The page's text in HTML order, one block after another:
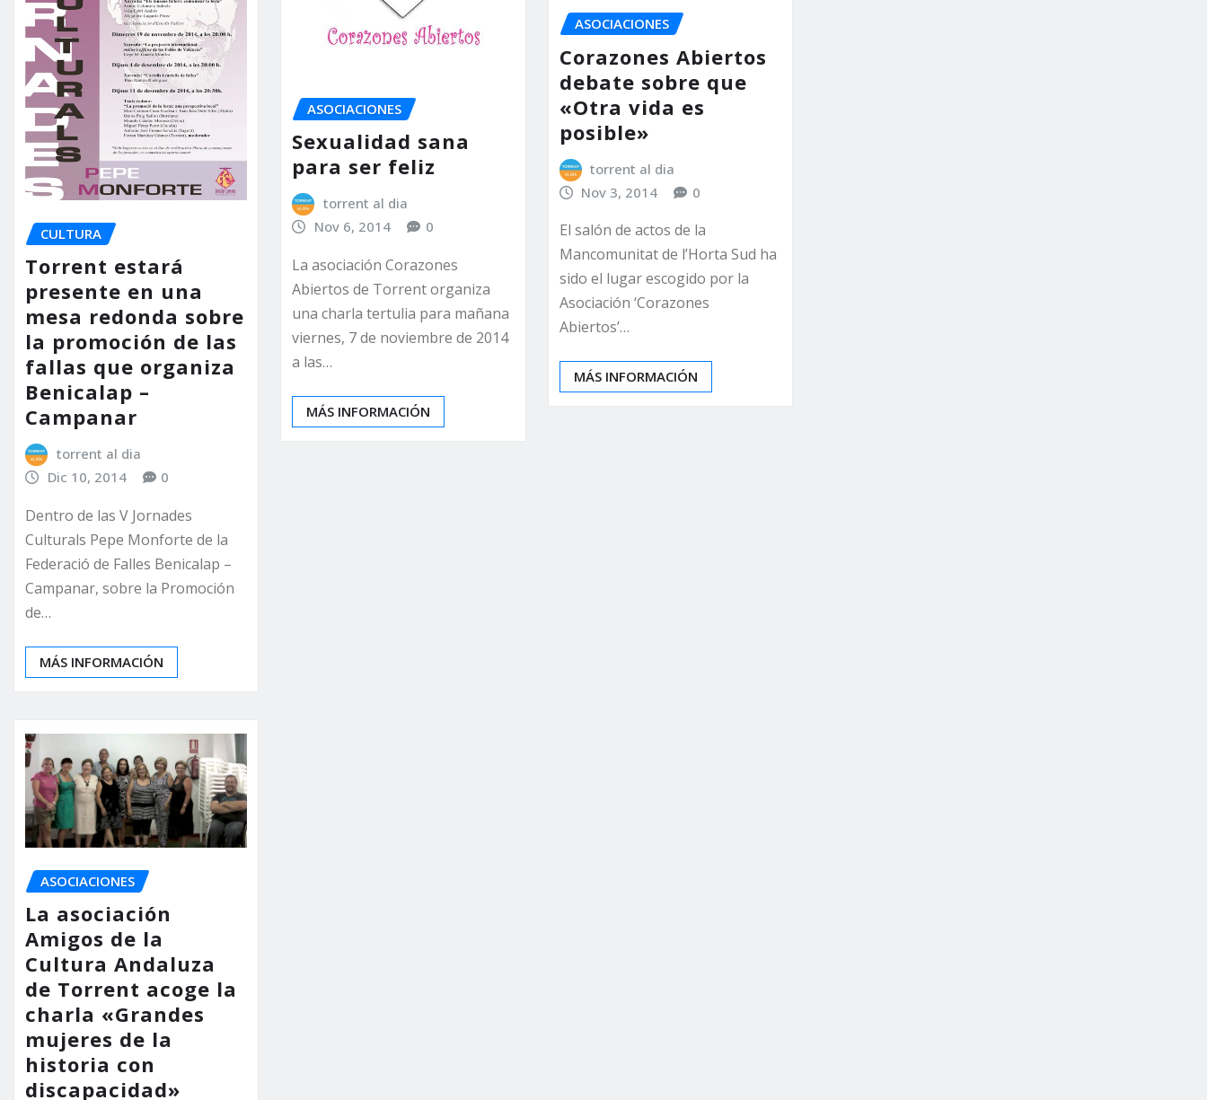
CULTURA
Torrent estará
presente en una
mesa redonda sobre
la promoción de las
fallas que organiza
Benicalap –
Campanar
torrent al dia
Dic 10, 2014
0
Dentro de las V Jornades
Culturals Pepe Monforte de la
Federació de Falles Benicalap –
Campanar, sobre la Promoción
de…
MÁS INFORMACIÓN
ASOCIACIONES
Sexualidad sana
para ser feliz
torrent al dia
Nov 6, 2014
0
La asociación Corazones
Abiertos de Torrent organiza
una charla tertulia para mañana
viernes, 7 de noviembre de 2014
a las…
MÁS INFORMACIÓN
ASOCIACIONES
Corazones Abiertos
debate sobre que
«Otra vida es
posible»
torrent al dia
Nov 3, 2014
0
El salón de actos de la
Mancomunitat de l’Horta Sud ha
sido el lugar escogido por la
Asociación ‘Corazones
Abiertos’…
MÁS INFORMACIÓN
ASOCIACIONES
La asociación
Amigos de la
Cultura Andaluza
de Torrent acoge la
charla «Grandes
mujeres de la
historia con
discapacidad»